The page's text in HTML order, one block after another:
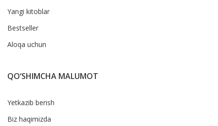
Yangi kitoblar
Bestseller
Aloqa uchun
QO‘SHIMCHA MALUMOT
Yetkazib berish
Biz haqimizda